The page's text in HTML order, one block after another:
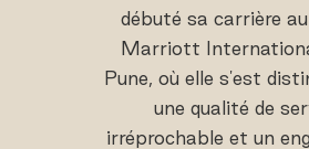
débuté sa carrière
Marriott
Pune, où elle s'est
une qualité de
irréprochable et un